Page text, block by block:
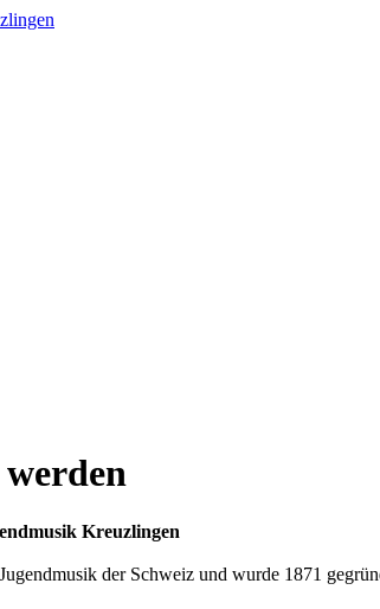
Kreuzlingen
der Schweiz und wurde 1871